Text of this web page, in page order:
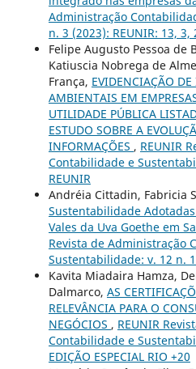
Administração
n. 3 (2023): REUNIR: 13, 3,
Felipe Augusto Pessoa de
Katiuscia Nobrega de
França, EVIDENCIAÇÃO
AMBIENTAIS EM
UTILIDADE PÚBLICA
ESTUDO SOBRE A
INFORMAÇÕES , REUNIR
Contabilidade e
REUNIR
Andréia Cittadin, Fabricia
Sustentabilidade
Vales da Uva Goethe em
Revista de Administração
Sustentabilidade: v. 12 n.
Kavita Miadaira Hamza,
Dalmarco, AS
RELEVÂNCIA PARA O
NEGÓCIOS , REUNIR
Contabilidade e
EDIÇÃO ESPECIAL RIO +20